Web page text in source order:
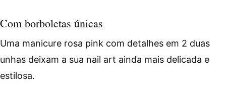
Com borboletas únicas
Uma manicure rosa pink com detalhes em 2 duas
unhas deixam a sua nail art ainda mais delicada e
estilosa.